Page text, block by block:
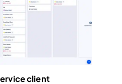
client